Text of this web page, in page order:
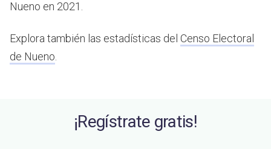
Nueno en 2021.
Explora también las estadísticas del Censo Electoral
de Nueno
¡Regístrate gratis!